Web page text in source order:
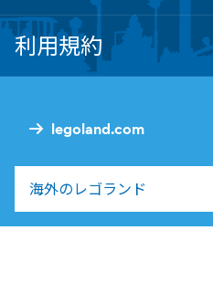
legoland.com
海外のレゴランド
利用規約